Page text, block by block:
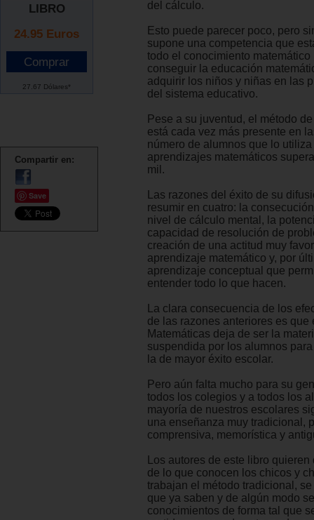
LIBRO
24.95 Euros
27.67 Dólares*
Compartir en:
Save
del cálculo.
Esto puede parecer poco, pero
supone una competencia que
todo el conocimiento
conseguir la educación
adquirir los niños y niñas en las
del sistema educativo.
Pese a su juventud, el método
está cada vez más presente en
número de alumnos que lo
aprendizajes matemáticos
mil.
Las razones del éxito de su
resumir en cuatro: la
nivel de cálculo mental, la
capacidad de resolución de
creación de una actitud muy
aprendizaje matemático y, por
aprendizaje conceptual que
entender todo lo que hacen.
La clara consecuencia de los
de las razones anteriores es que
Matemáticas deja de ser la
suspendida por los alumnos
la de mayor éxito escolar.
Pero aún falta mucho para su
todos los colegios y a todos los
mayoría de nuestros escolares
una enseñanza muy tradicional,
comprensiva, memorística y
Los autores de este libro quieren
de lo que conocen los chicos y
trabajan el método tradicional,
que ya saben y de algún modo
conocimientos de forma tal que